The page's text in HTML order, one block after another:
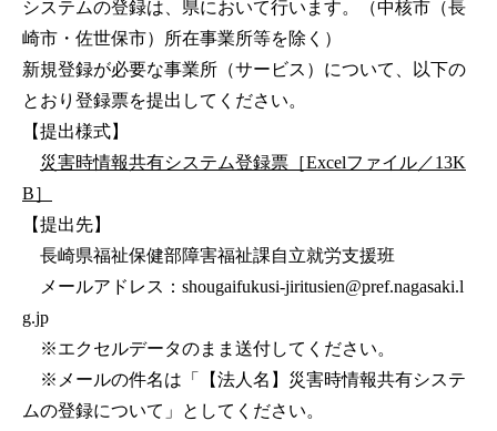
システムの登録は、県において行います。（中核市（長
崎市・佐世保市）所在事業所等を除く）
新規登録が必要な事業所（サービス）について、以下の
とおり登録票を提出してください。
【提出様式】
災害時情報共有システム登録票［Excelファイル／13K
B］
【提出先】
長崎県福祉保健部障害福祉課自立就労支援班
メールアドレス：shougaifukusi-jiritusien@pref.nagasaki.l
g.jp
※エクセルデータのまま送付してください。
※メールの件名は「【法人名】災害時情報共有システ
ムの登録について」としてください。